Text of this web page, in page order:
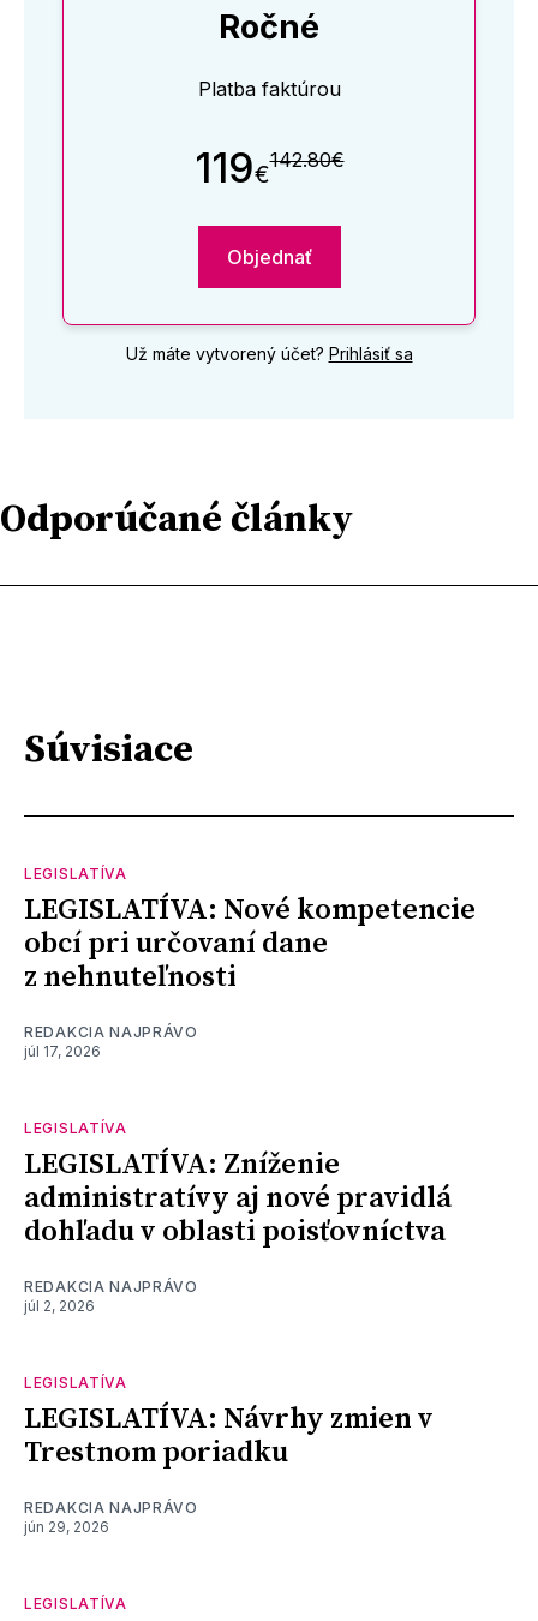
Ročné
Platba faktúrou
119€142.80€
Objednať
Už máte vytvorený účet? Prihlásiť sa
Odporúčané články
Súvisiace
LEGISLATÍVA
LEGISLATÍVA: Nové kompetencie
obcí pri určovaní dane
z nehnuteľnosti
REDAKCIA NAJPRÁVO
júl 17, 2026
LEGISLATÍVA
LEGISLATÍVA: Zníženie
administratívy aj nové pravidlá
dohľadu v oblasti poisťovníctva
REDAKCIA NAJPRÁVO
júl 2, 2026
LEGISLATÍVA
LEGISLATÍVA: Návrhy zmien v
Trestnom poriadku
REDAKCIA NAJPRÁVO
jún 29, 2026
LEGISLATÍVA